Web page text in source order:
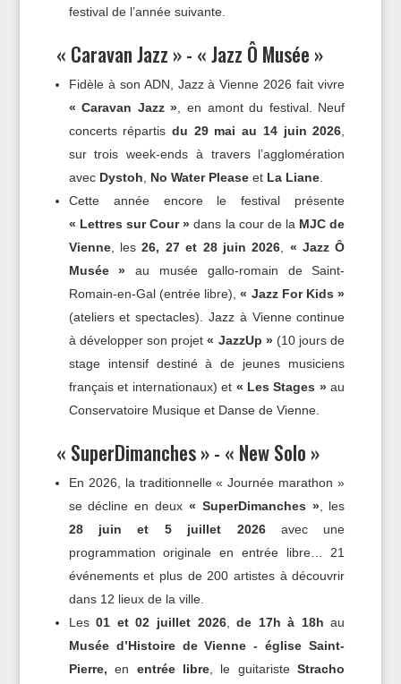
festival de l’année suivante.
« Caravan Jazz » - « Jazz Ô Musée »
Fidèle à son ADN, Jazz à Vienne 2026 fait vivre
« Caravan Jazz » , en amont du festival. Neuf
concerts répartisdu 29 mai au 14 juin 2026
sur trois week-ends à travers l’agglomération
avec Dystoh No Water Pleaseet La Liane.
Cette année encore le festival présente
« Lettres sur Cour » dans la cour de la MJC de
Vienne, les26, 27 et 28 juin 2026
« Jazz Ô
Musée » au musée gallo-romain de Saint-
Romain-en-Gal (entrée libre),« Jazz For Kids »
(ateliers et spectacles). Jazz à Vienne continue
à développer son projet« JazzUp »(10 jours de
stage intensif destiné à de jeunes musiciens
français et internationaux) et « Les Stages »au
Conservatoire Musique et Danse de Vienne.
« SuperDimanches » - « New Solo »
En 2026, la traditionnelle « Journée marathon »
se décline en deux « SuperDimanches », les
28 juin et 5 juillet 2026avec une
programmation originale en entrée libre… 21
événements et plus de 200 artistes à découvrir
dans 12 lieux de la ville.
Les01 et 02 juillet 2026,de 17h à 18h au
Musée d’Histoire de Vienne - église Saint-
Pierre,en entrée libre , le guitaristeStracho